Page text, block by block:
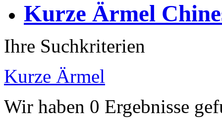
Kurze Ärmel
Ihre Suchkriterien
Kurze Ärmel
Wir haben 0 Ergebnisse